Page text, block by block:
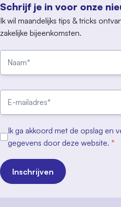
Schrijf je in voor onze
Ik wil maandelijks tips & tricks
zakelijke bijeenkomsten.
Ik ga akkoord met de opslag en
gegevens door deze website. *
Inschrijven